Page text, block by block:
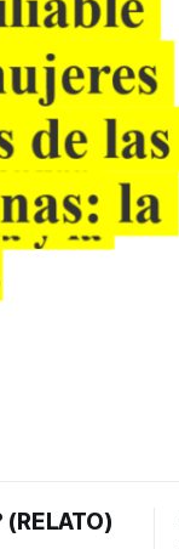
(RELATO)